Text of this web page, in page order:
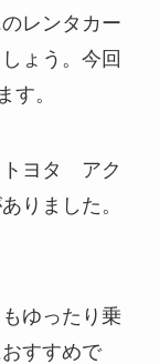
のレンタカー
ょう。今回
す。
トヨタ アク
りました。
ゆったり乗
すすめで